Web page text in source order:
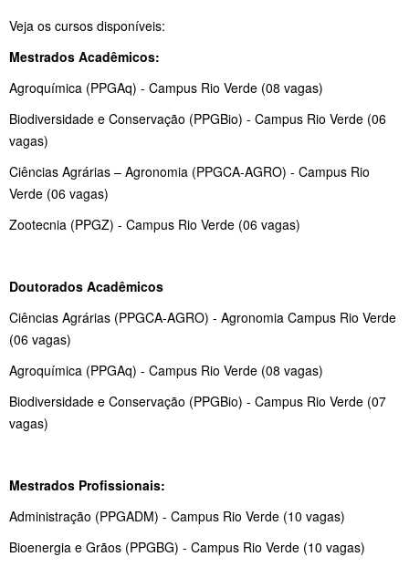
Veja os cursos disponíveis:
Mestrados Acadêmicos:
Agroquímica (PPGAq) - Campus Rio Verde (08 vagas)
Biodiversidade e Conservação (PPGBio) - Campus Rio Verde (06
vagas)
Ciências Agrárias – Agronomia (PPGCA-AGRO) - Campus Rio
Verde (06 vagas)
Zootecnia (PPGZ) - Campus Rio Verde (06 vagas)
Doutorados Acadêmicos
Ciências Agrárias (PPGCA-AGRO) - Agronomia Campus Rio Verde
(06 vagas)
Agroquímica (PPGAq) - Campus Rio Verde (08 vagas)
Biodiversidade e Conservação (PPGBio) - Campus Rio Verde (07
vagas)
Mestrados Profissionais:
Administração (PPGADM) - Campus Rio Verde (10 vagas)
Bioenergia e Grãos (PPGBG) - Campus Rio Verde (10 vagas)